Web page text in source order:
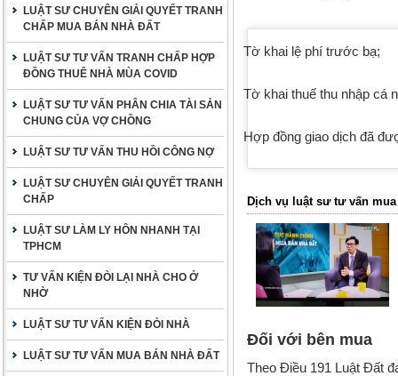
LUẬT SƯ CHUYÊN GIẢI QUYẾT TRANH
CHẤP MUA BÁN NHÀ ĐẤT
LUẬT SƯ TƯ VẤN TRANH CHẤP HỢP
ĐỒNG THUÊ NHÀ MÙA COVID
LUẬT SƯ TƯ VẤN PHÂN CHIA TÀI SẢN
CHUNG CỦA VỢ CHỒNG
LUẬT SƯ TƯ VẤN THU HỒI CÔNG NỢ
LUẬT SƯ CHUYÊN GIẢI QUYẾT TRANH
CHẤP
LUẬT SƯ LÀM LY HÔN NHANH TẠI
TPHCM
TƯ VẤN KIỆN ĐÒI LẠI NHÀ CHO Ở
NHỜ
LUẬT SƯ TƯ VẤN KIỆN ĐÒI NHÀ
LUẬT SƯ TƯ VẤN MUA BÁN NHÀ ĐẤT
Tờ khai lệ phí trước bạ;
Tờ khai thuế thu nhập cá
Hợp đồng giao dịch đã
Dịch vụ luật sư tư vấn
Đối với bên mua
Theo Điều 191 Luật Đất